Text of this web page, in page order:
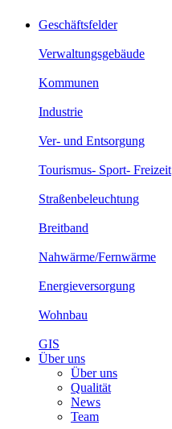
Geschäftsfelder
Verwaltungsgebäude
Kommunen
Industrie
Ver- und Entsorgung
Tourismus- Sport- Freizeit
Straßenbeleuchtung
Breitband
Nahwärme/Fernwärme
Energieversorgung
Wohnbau
GIS
Über uns
Über uns
Qualität
News
Team